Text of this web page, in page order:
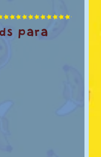
para